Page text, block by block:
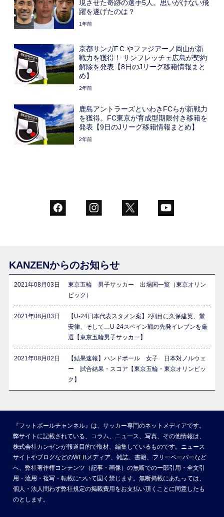
現させた奇跡の選手5人。思いがけない飛
躍を遂げたのは？
1年前
京都サンガF.C.やファジアーノ岡山が新
戦力を獲得！ サンフレッチェ広島が契約
解除を発表【8日のJリーグ移籍情報まと
め】
2年前
鹿島アントラーズといわきFCらが新戦力
を獲得。FC東京が育成型期限付き移籍を
発表【9日のJリーグ移籍情報まとめ】
2年前
KANZENからのお知らせ
2021年08月03日
東京五輪 男子サッカー 出場国一覧（東京オリン
ピック）
2021年08月03日
【U-24日本代表スタメン案】2列目に久保建英、堂
安律、そして…U-24スペイン戦の先発イレブンを厳
選【東京五輪男子サッカー】
2021年08月02日
【結果速報】ハンドボール 女子 日本対ノルウェ
ー 試合結果・スコア【東京五輪・東京オリンピッ
ク】
『フットボールチャンネル』は、サッカー専門のネットメディアです。
弊サイトに記載されている、コラム、ニュース、写真、その他情報は、
株式会社カンゼンが報道目的で取材、編集しているものです。ニュース
サイトやブログなどのWEBメディア、雑誌、書籍、フリーペーパーなど
へ、弊社著作権コンテンツ（記事・画像）の無断での一部引用・全文引
用・流用・複写・転載について固く禁じます。無断掲載にあたっては、
個人・法人問わず弊社規定の掲載費用をお支払い頂くことに同意したも
のとします。